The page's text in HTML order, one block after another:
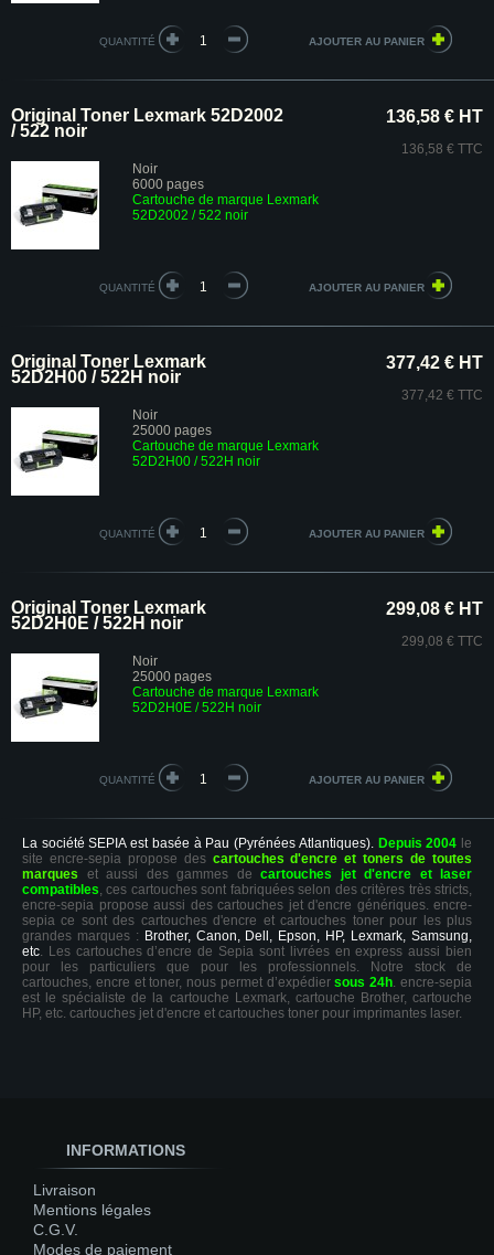
QUANTITÉ
Original Toner Lexmark 52D2002
/ 522 noir
Noir
6000 pages
Cartouche de marque Lexmark
52D2002 / 522 noir
136,58 € HT
136,58 € TTC
QUANTITÉ
Original Toner Lexmark
52D2H00 / 522H noir
Noir
25000 pages
Cartouche de marque Lexmark
52D2H00 / 522H noir
377,42 € HT
377,42 € TTC
QUANTITÉ
Original Toner Lexmark
52D2H0E / 522H noir
Noir
25000 pages
Cartouche de marque Lexmark
52D2H0E / 522H noir
299,08 € HT
299,08 € TTC
QUANTITÉ
La société SEPIA est basée à Pau (Pyrénées Atlantiques). Depuis 2004 le
site encre-sepia propose des cartouches d'encre et toners de toutes
marques et aussi des gammes de cartouches jet d'encre et laser
compatibles, ces cartouches sont fabriquées selon des critères très stricts,
encre-sepia propose aussi des cartouches jet d'encre génériques. encre-
sepia ce sont des cartouches d'encre et cartouches toner pour les plus
grandes marques : Brother, Canon, Dell, Epson, HP, Lexmark, Samsung,
etc. Les cartouches d’encre de Sepia sont livrées en express aussi bien
pour les particuliers que pour les professionnels. Notre stock de
cartouches, encre et toner, nous permet d’expédiersous 24h. encre-sepia
est le spécialiste de la cartouche Lexmark, cartouche Brother, cartouche
HP, etc. cartouches jet d'encre et cartouches toner pour imprimantes laser.
INFORMATIONS
Livraison
Mentions légales
C.G.V.
Modes de paiement